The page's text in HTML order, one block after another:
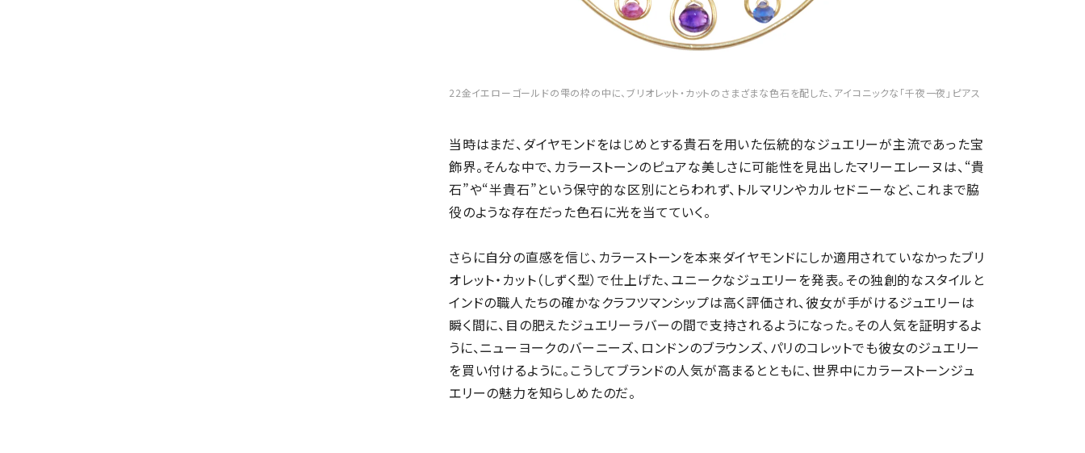
22金イエローゴールドの雫の枠の中に、ブリオレット・カットのさまざまな色石を配した、アイコニックな「千夜一夜」ピアス
当時はまだ、ダイヤモンドをはじめとする貴石を用いた伝統的なジュエリーが主流であった宝
飾界。そんな中で、カラーストーンのピュアな美しさに可能性を見出したマリーエレーヌは、“貴
石”や“半貴石”という保守的な区別にとらわれず、トルマリンやカルセドニーなど、これまで脇
役のような存在だった色石に光を当てていく。
さらに自分の直感を信じ、カラーストーンを本来ダイヤモンドにしか適用されていなかったブリ
オレット・カット（しずく型）で仕上げた、ユニークなジュエリーを発表。その独創的なスタイルと
インドの職人たちの確かなクラフツマンシップは高く評価され、彼女が手がけるジュエリーは
瞬く間に、目の肥えたジュエリーラバーの間で支持されるようになった。その人気を証明するよ
うに、ニューヨークのバーニーズ、ロンドンのブラウンズ、パリのコレットでも彼女のジュエリー
を買い付けるように。こうしてブランドの人気が高まるとともに、世界中にカラーストーンジュ
エリーの魅力を知らしめたのだ。